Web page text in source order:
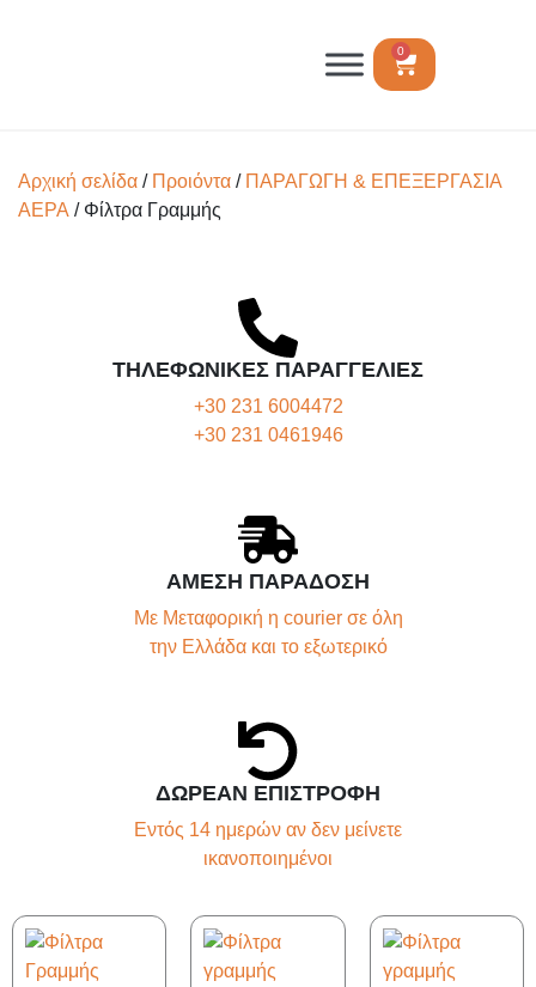
0
Αρχική σελίδα / Προιόντα / ΠΑΡΑΓΩΓΗ & ΕΠΕΞΕΡΓΑΣΙΑ
ΑΕΡΑ / Φίλτρα Γραμμής
ΤΗΛΕΦΩΝΙΚΕΣ ΠΑΡΑΓΓΕΛΙΕΣ
+30 231 6004472
+30 231 0461946
ΑΜΕΣΗ ΠΑΡΑΔΟΣΗ
Με Μεταφορική η courier σε όλη
την Ελλάδα και το εξωτερικό
ΔΩΡΕΑΝ ΕΠΙΣΤΡΟΦΗ
Εντός 14 ημερών αν δεν μείνετε
ικανοποιημένοι